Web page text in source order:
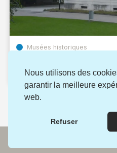
Nous utilisons des
garantir la meilleure
web.
Refuser
Musées historiques
La Chaux-de-Fonds (NE)
Incontournables